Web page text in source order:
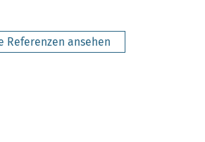
Referenzen ansehen